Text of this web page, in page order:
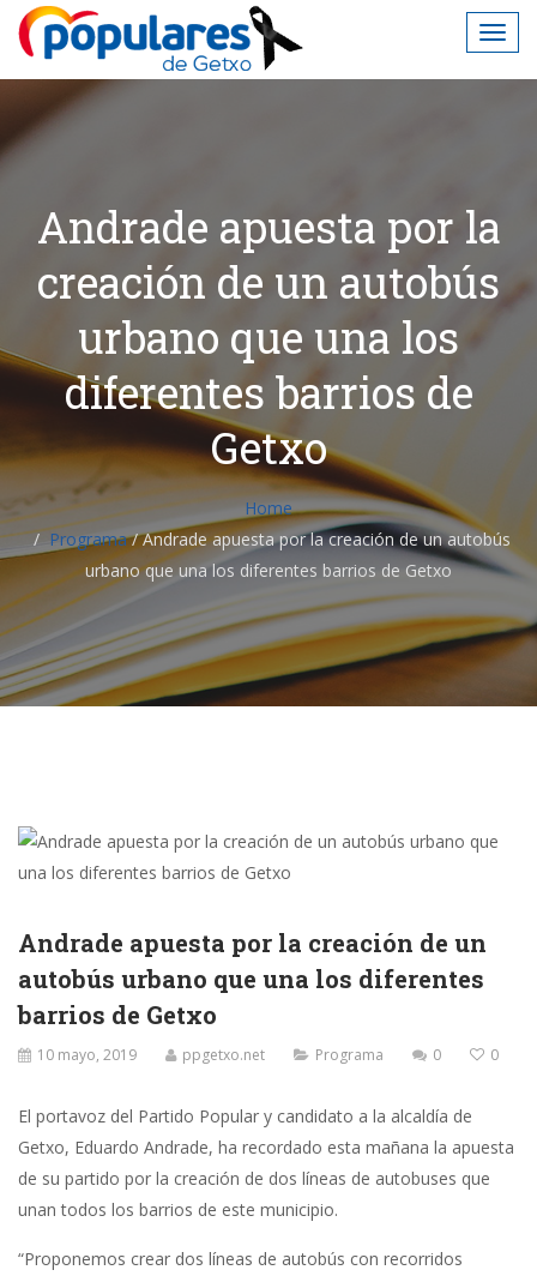
Andrade apuesta por la
creación de un autobús
urbano que una los
diferentes barrios de
Getxo
Home
Programa /Andrade apuesta por la creación de un autobús
urbano que una los diferentes barrios de Getxo
Andrade apuesta por la creación de un
autobús urbano que una los diferentes
barrios de Getxo
10 mayo, 2019 ppgetxo.net Programa 0 0
El portavoz del Partido Popular y candidato a la alcaldía de
Getxo, Eduardo Andrade, ha recordado esta mañana la apuesta
de su partido por la creación de dos líneas de autobuses que
unan todos los barrios de este municipio.
“Proponemos crear dos líneas de autobús con recorridos